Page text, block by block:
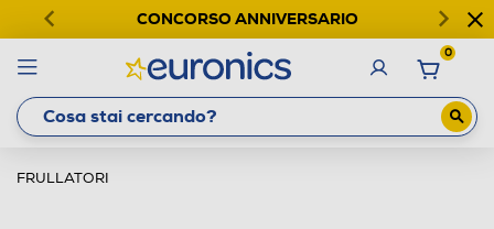
CONCORSO ANNIVERSARIO
0
FRULLATORI